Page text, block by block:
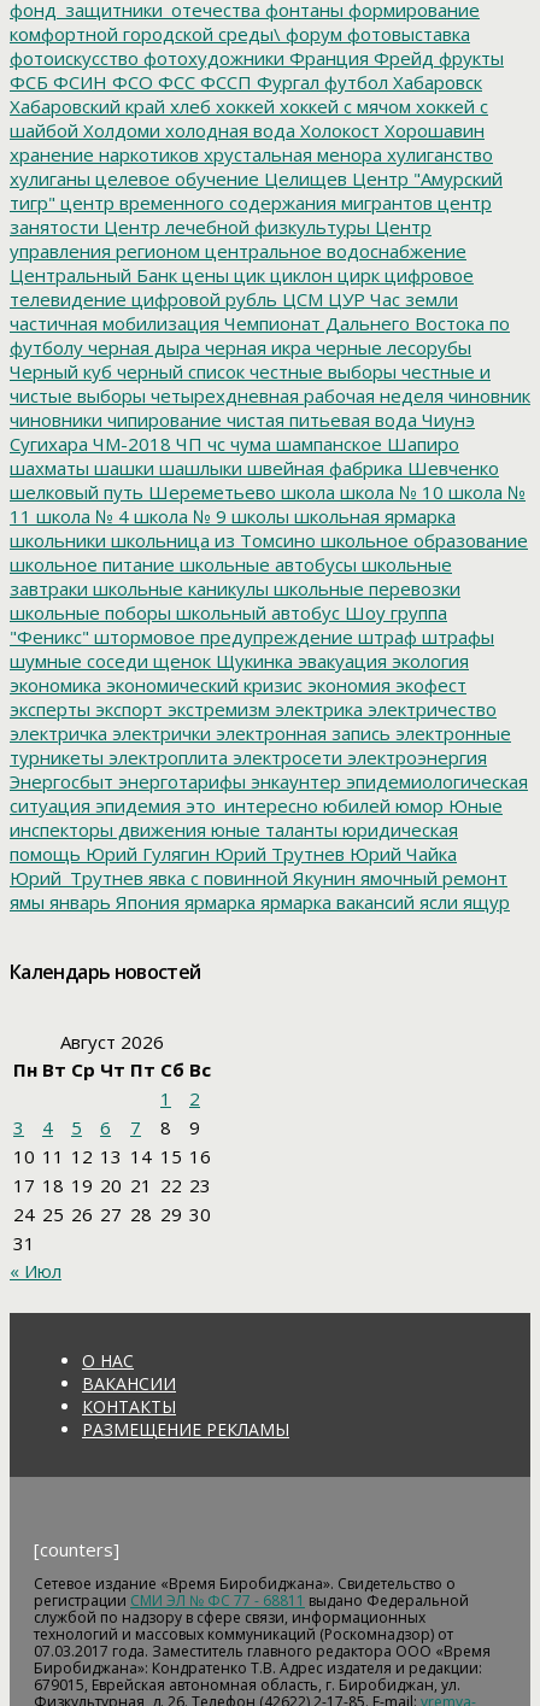
фонд_защитники_отечества фонтаны формирование
комфортной городской среды\ форум фотовыставка
фотоискусство фотохудожники Франция Фрейд фрукты
ФСБ ФСИН ФСО ФСС ФССП Фургал футбол Хабаровск
Хабаровский край хлеб хоккей хоккей с мячом хоккей с
шайбой Холдоми холодная вода Холокост Хорошавин
хранение наркотиков хрустальная менора хулиганство
хулиганы целевое обучение Целищев Центр "Амурский
тигр" центр временного содержания мигрантов центр
занятости Центр лечебной физкультуры Центр
управления регионом центральное водоснабжение
Центральный Банк цены цик циклон цирк цифровое
телевидение цифровой рубль ЦСМ ЦУР Час земли
частичная мобилизация Чемпионат Дальнего Востока по
футболу черная дыра черная икра черные лесорубы
Черный куб черный список честные выборы честные и
чистые выборы четырехдневная рабочая неделя чиновник
чиновники чипирование чистая питьевая вода Чиунэ
Сугихара ЧМ-2018 ЧП чс чума шампанское Шапиро
шахматы шашки шашлыки швейная фабрика Шевченко
шелковый путь Шереметьево школа школа № 10 школа №
11 школа № 4 школа № 9 школы школьная ярмарка
школьники школьница из Томсино школьное образование
школьное питание школьные автобусы школьные
завтраки школьные каникулы школьные перевозки
школьные поборы школьный автобус Шоу группа
"Феникс" штормовое предупреждение штраф штрафы
шумные соседи щенок Щукинка эвакуация экология
экономика экономический кризис экономия экофест
эксперты экспорт экстремизм электрика электричество
электричка электрички электронная запись электронные
турникеты электроплита электросети электроэнергия
Энергосбыт энерготарифы энкаунтер эпидемиологическая
ситуация эпидемия это_интересно юбилей юмор Юные
инспекторы движения юные таланты юридическая
помощь Юрий Гулягин Юрий Трутнев Юрий Чайка
Юрий_Трутнев явка с повинной Якунин ямочный ремонт
ямы январь Япония ярмарка ярмарка вакансий ясли ящур
Календарь новостей
Август 2026
Пн Вт Ср Чт Пт Сб Вс
1
2
3
4 5 6 7 8
9
10 11 12 13 14 15 16
17 18 19 20 21 22 23
24 25 26 27 28 29 30
31
« Июл
О НАС
ВАКАНСИИ
КОНТАКТЫ
РАЗМЕЩЕНИЕ РЕКЛАМЫ
[counters]
Сетевое издание «Время Биробиджана». Свидетельство о
регистрации СМИ ЭЛ № ФС 77 - 68811 выдано Федеральной
службой по надзору в сфере связи, информационных
технологий и массовых коммуникаций (Роскомнадзор) от
07.03.2017 года. Заместитель главного редактора ООО «Время
Биробиджана»: Кондратенко Т.В. Адрес издателя и редакции:
679015, Еврейская автономная область, г. Биробиджан, ул.